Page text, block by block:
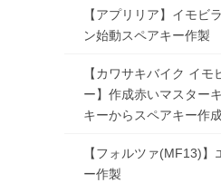
【アプリリア】イモビ
ン始動スペアキー作製
【カワサキバイク イ
ー】作成赤いマスター
キーからスペアキー作
【フォルツァ(MF13)
ー作製